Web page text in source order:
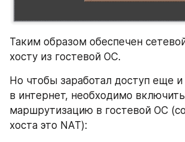
Таким образом обеспечен
хосту из гостевой ОС.
Но чтобы заработал доступ еще
в интернет, необходимо включить
маршрутизацию в гостевой ОС
хоста это NAT):